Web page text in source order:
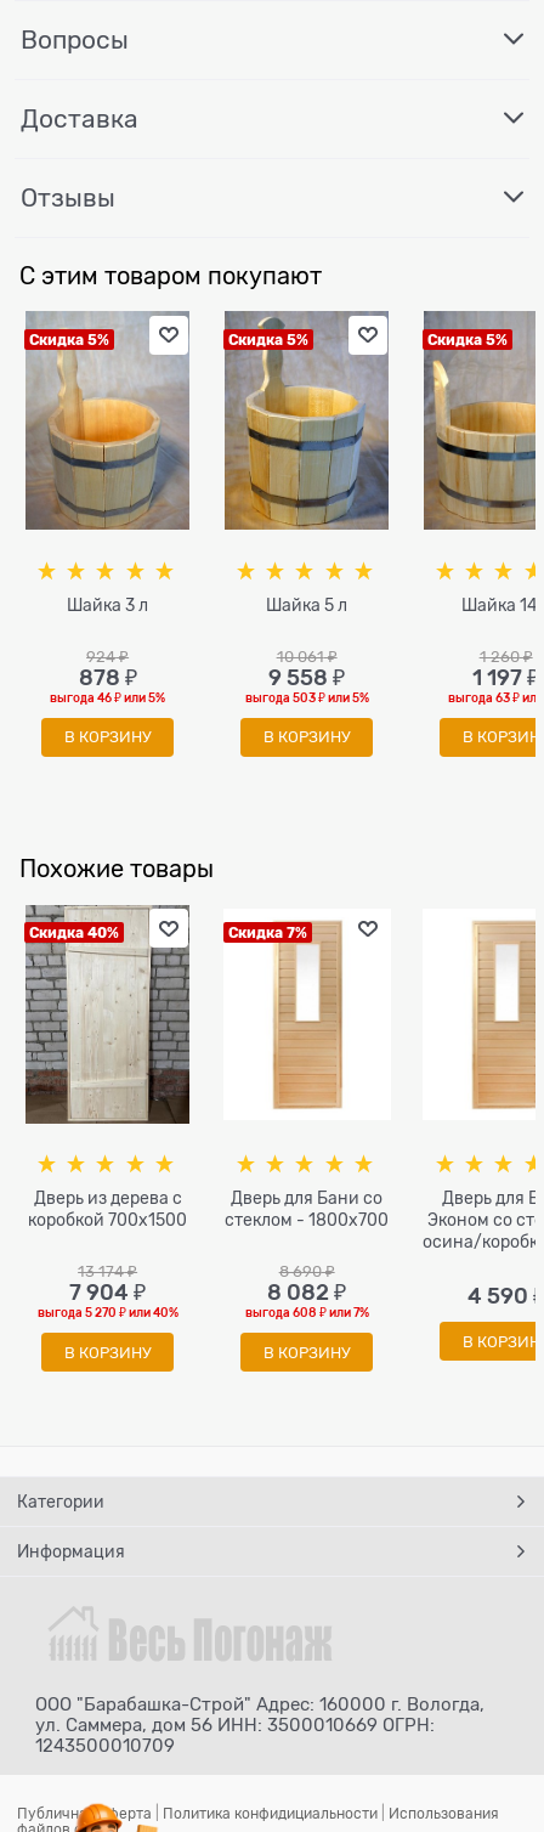
Вопросы
Доставка
Отзывы
С этим товаром покупают
Скидка 5%
Шайка 3 л
924 ₽
878 ₽
выгода46 ₽или5%
В КОРЗИНУ
Скидка 5%
Шайка 5 л
10 061 ₽
9 558 ₽
выгода 503 ₽или5%
В КОРЗИНУ
Скидка 5%
Шайка 14
1 260 ₽
1 197 ₽
выгода63 ₽
В
Похожие товары
Скидка 40%
Дверь из дерева с
коробкой 700х1500
13 174 ₽
7 904 ₽
выгода 5 270 ₽или40%
В КОРЗИНУ
Скидка 7%
Дверь для Бани со
стеклом - 1800х700
8 690 ₽
8 082 ₽
выгода 608 ₽или 7%
В КОРЗИНУ
Дверь для
Эконом со
осина/
4 590 ₽
В
Категории
Информация
ООО "Барабашка-Строй" Адрес: 160000 г. Вологда,
ул. Саммера, дом 56 ИНН: 3500010669 ОГРН:
1243500010709
Публичная оферта Политика конфидициальности
Использования